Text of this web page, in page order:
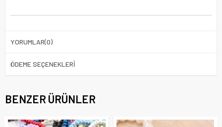
YORUMLAR(0)
ÖDEME SEÇENEKLERI
BENZER ÜRÜNLER